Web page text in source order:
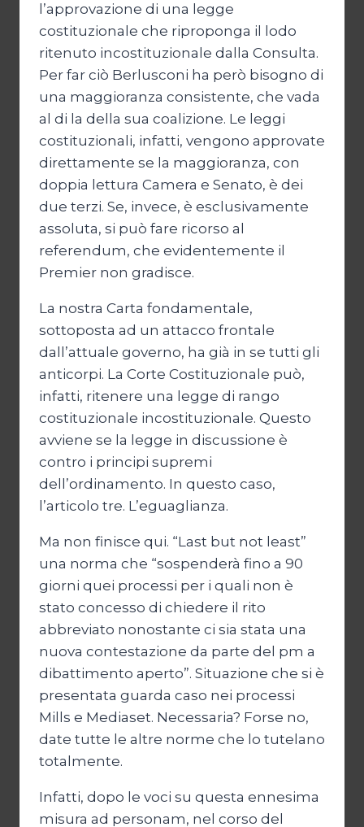
l’approvazione di una legge
costituzionale che riproponga il lodo
ritenuto incostituzionale dalla Consulta.
Per far ciò Berlusconi ha però bisogno di
una maggioranza consistente, che vada
al di la della sua coalizione. Le leggi
costituzionali, infatti, vengono approvate
direttamente se la maggioranza, con
doppia lettura Camera e Senato, è dei
due terzi. Se, invece, è esclusivamente
assoluta, si può fare ricorso al
referendum, che evidentemente il
Premier non gradisce.
La nostra Carta fondamentale,
sottoposta ad un attacco frontale
dall’attuale governo, ha già in se tutti gli
anticorpi. La Corte Costituzionale può,
infatti, ritenere una legge di rango
costituzionale incostituzionale. Questo
avviene se la legge in discussione è
contro i principi supremi
dell’ordinamento. In questo caso,
l’articolo tre. L’eguaglianza.
Ma non finisce qui. “Last but not least”
una norma che “sospenderà fino a 90
giorni quei processi per i quali non è
stato concesso di chiedere il rito
abbreviato nonostante ci sia stata una
nuova contestazione da parte del pm a
dibattimento aperto”. Situazione che si è
presentata guarda caso nei processi
Mills e Mediaset. Necessaria? Forse no,
date tutte le altre norme che lo tutelano
totalmente.
Infatti, dopo le voci su questa ennesima
misura ad personam, nel corso del